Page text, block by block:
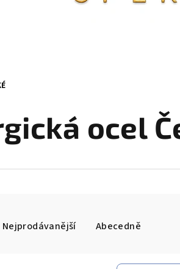
ocel
Nejprodávanější Abecedně